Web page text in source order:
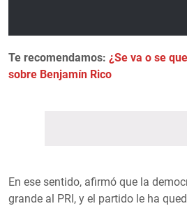
Te recomendamos: ¿Se va o se
sobre Benjamín Rico
En ese sentido, afirmó que la
grande al PRI, y el partido le ha